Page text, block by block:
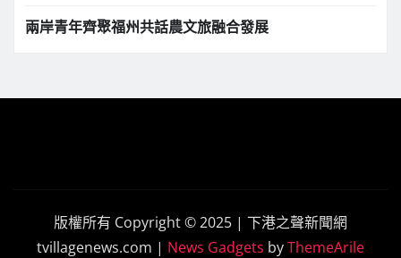
兩岸青年齊聚福州共話農文旅融合發展
版權所有 Copyright © 2025 | 下港之聲新聞網
tvillagenews.com | News Gadgets byThemeArile